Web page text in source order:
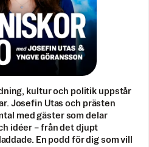
kultur och politik uppstår
Josefin Utas och prästen
med gäster som delar
idéer – från det djupt
En podd för dig som vill